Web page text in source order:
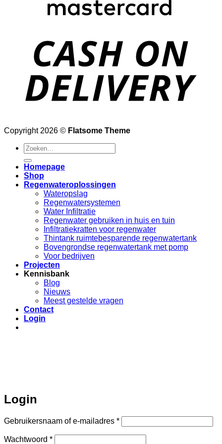
Copyright 2026 © Flatsome Theme
Zoeken
naar:
Homepage
Shop
Regenwateroplossingen
Wateropslag
Regenwatersystemen
Water Infiltratie
Regenwater gebruiken in huis en tuin
Infiltratiekratten voor regenwater
Thintank ruimtebesparende regenwatertank
Bovengrondse regenwatertank met pomp
Voor bedrijven
Projecten
Kennisbank
Blog
Nieuws
Meest gestelde vragen
Contact
Login
Login
Gebruikersnaam of e-mailadres *Vereist
Wachtwoord *Vereist